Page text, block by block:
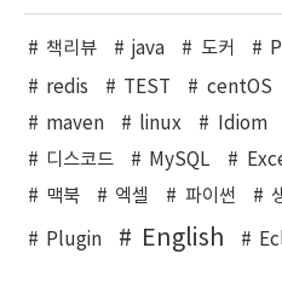
책리뷰 java 도커
redis TEST centOS
maven
linux Idiom
디스코드
MySQL
맥북
엑셀 파이썬
Plugin English